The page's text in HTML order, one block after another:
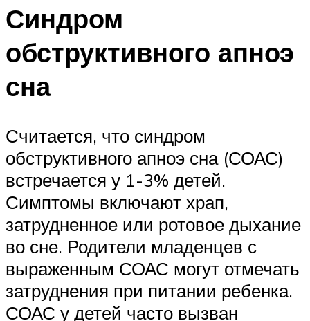
Синдром
обструктивного апноэ
сна
Считается, что синдром
обструктивного апноэ сна (СОАС)
встречается у 1-3% детей.
Симптомы включают храп,
затрудненное или ротовое дыхание
во сне. Родители младенцев с
выраженным СОАС могут отмечать
затруднения при питании ребенка.
СОАС у детей часто вызван